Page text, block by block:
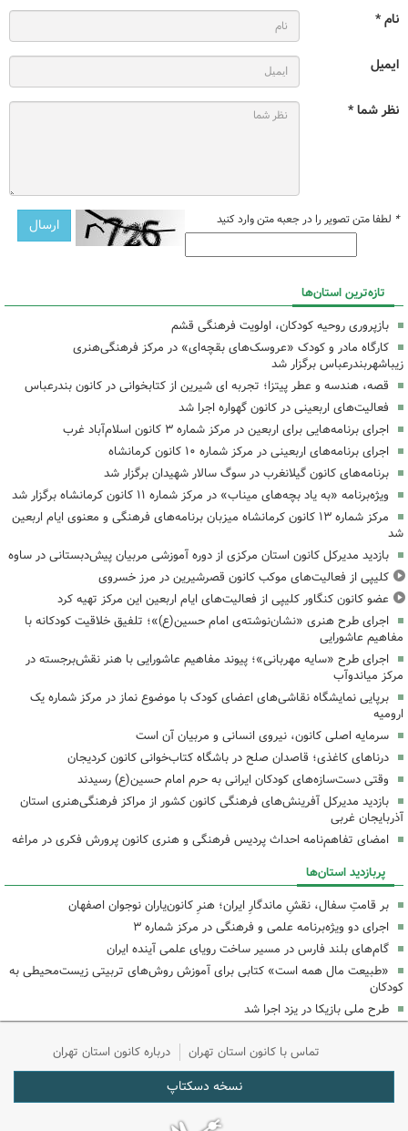
نام *
ایمیل
نظر شما *
* لطفا متن تصویر را در جعبه متن وارد کنید
تازه‌ترین استان‌ها
بازپروری روحیه کودکان، اولویت فرهنگی قشم
کارگاه مادر و کودک «عروسک‌های بقچه‌ای» در مرکز فرهنگی‌هنری
زیباشهربندرعباس برگزار شد
قصه، هندسه و عطر پیتزا؛ تجربه ای شیرین از کتابخوانی در کانون بندرعباس
فعالیت‌های اربعینی در کانون گهواره اجرا شد
اجرای برنامه‌هایی برای اربعین در مرکز شماره ۳ کانون اسلام‌آباد غرب
اجرای برنامه‌های اربعینی در مرکز شماره ۱۰ کانون کرمانشاه
برنامه‌های کانون گیلانغرب در سوگ سالار شهیدان برگزار شد
ویژه‌برنامه «به یاد بچه‌های میناب» در مرکز شماره ۱۱ کانون کرمانشاه برگزار شد
مرکز شماره ۱۳ کانون کرمانشاه میزبان برنامه‌های فرهنگی و معنوی ایام اربعین
شد
بازدید مدیرکل کانون استان مرکزی از دوره آموزشی مربیان پیش‌دبستانی در ساوه
کلیپی از فعالیت‌های موکب کانون قصرشیرین در مرز خسروی
عضو کانون کنگاور کلیپی از فعالیت‌های ایام اربعین این مرکز تهیه کرد
اجرای طرح هنری «نشان‌نوشته‌ی امام حسین(ع)»؛ تلفیق خلاقیت کودکانه با
مفاهیم عاشورایی
اجرای طرح «سایه مهربانی»؛ پیوند مفاهیم عاشورایی با هنر نقش‌برجسته در
مرکز میاندوآب
برپایی نمایشگاه نقاشی‌های اعضای کودک با موضوع نماز در مرکز شماره یک
ارومیه
سرمایه اصلی کانون، نیروی انسانی و مربیان آن است
درناهای کاغذی؛ قاصدان صلح در باشگاه کتاب‌خوانی کانون کردیجان
وقتی دست‌سازه‌های کودکان ایرانی به حرم امام حسین(ع) رسیدند
بازدید مدیرکل آفرینش‌های فرهنگی کانون کشور از مراکز فرهنگی‌هنری استان
آذربایجان غربی
امضای تفاهم‌نامه احداث پردیس فرهنگی و هنری کانون پرورش فکری در مراغه
پربازدید استان‌ها
بر قامتِ سفال، نقشِ ماندگارِ ایران؛ هنرِ کانون‌یاران نوجوان اصفهان
اجرای دو ویژه‌برنامه علمی و فرهنگی در مرکز شماره ۳
گام‌های بلند فارس در مسیر ساخت رویای علمی آینده ایران
«طبیعت مال همه است» کتابی برای آموزش روش‌های تربیتی زیست‌محیطی به
کودکان
طرح ملی بازیکا در یزد اجرا شد
تماس با کانون استان تهران درباره کانون استان تهران
نسخه دسکتاپ